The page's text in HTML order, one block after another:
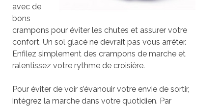
avec de
bons
crampons pour éviter les chutes et assurer votre
confort. Un sol glacé ne devrait pas vous arrêter.
Enfilez simplement des crampons de marche et
ralentissez votre rythme de croisière.
Pour éviter de voir s’évanouir votre envie de sortir,
intégrez la marche dans votre quotidien. Par